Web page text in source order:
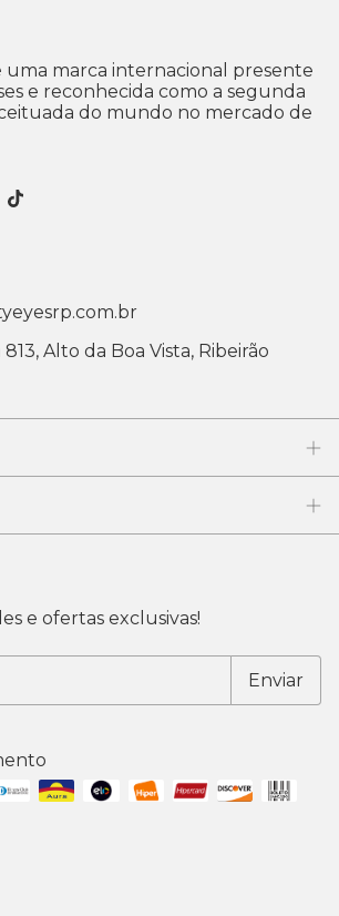
uma marca internacional presente
e reconhecida como a segunda
do mundo no mercado de
Alto da Boa Vista, Ribeirão
e ofertas exclusivas!